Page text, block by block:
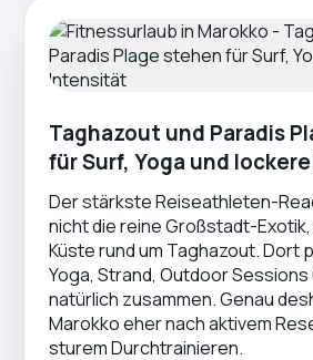
Taghazout und Paradis
für Surf, Yoga und
Der stärkste Reiseathleten-
nicht die reine Großstadt-
Küste rund um Taghazout. Dort
Yoga, Strand, Outdoor Sessions
natürlich zusammen. Genau
Marokko eher nach aktivem
sturem Durchtrainieren.